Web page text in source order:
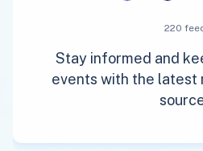
220
Stay informed and
events with the latest